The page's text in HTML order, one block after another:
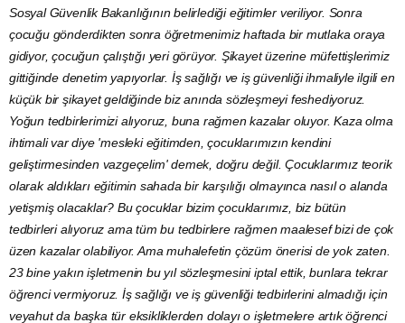
Sosyal Güvenlik Bakanlığının belirlediği eğitimler veriliyor. Sonra
çocuğu gönderdikten sonra öğretmenimiz haftada bir mutlaka oraya
gidiyor, çocuğun çalıştığı yeri görüyor. Şikayet üzerine müfettişlerimiz
gittiğinde denetim yapıyorlar. İş sağlığı ve iş güvenliği ihmaliyle ilgili en
küçük bir şikayet geldiğinde biz anında sözleşmeyi feshediyoruz.
Yoğun tedbirlerimizi alıyoruz, buna rağmen kazalar oluyor. Kaza olma
ihtimali var diye 'mesleki eğitimden, çocuklarımızın kendini
geliştirmesinden vazgeçelim' demek, doğru değil. Çocuklarımız teorik
olarak aldıkları eğitimin sahada bir karşılığı olmayınca nasıl o alanda
yetişmiş olacaklar? Bu çocuklar bizim çocuklarımız, biz bütün
tedbirleri alıyoruz ama tüm bu tedbirlere rağmen maalesef bizi de çok
üzen kazalar olabiliyor. Ama muhalefetin çözüm önerisi de yok zaten.
23 bine yakın işletmenin bu yıl sözleşmesini iptal ettik, bunlara tekrar
öğrenci vermiyoruz. İş sağlığı ve iş güvenliği tedbirlerini almadığı için
veyahut da başka tür eksikliklerden dolayı o işletmelere artık öğrenci